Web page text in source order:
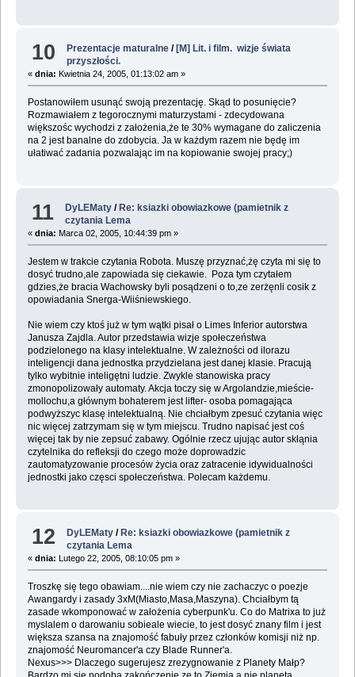
10 Prezentacje maturalne /[M] Lit. i film. wizje świata
przyszłości.
« dnia: Kwietnia 24, 2005, 01:13:02 am »
Postanowiłem usunąć swoją prezentację. Skąd to posunięcie?
Rozmawiałem z tegorocznymi maturzystami - zdecydowana
większośc wychodzi z założenia,że te 30% wymagane do zaliczenia
na 2 jest banalne do zdobycia. Ja w każdym razem nie będę im
ułatiwać zadania pozwalając im na kopiowanie swojej pracy;)
11 DyLEMaty / Re: ksiazki obowiazkowe (pamietnik z
czytania Lema
« dnia: Marca 02, 2005, 10:44:39 pm »
Jestem w trakcie czytania Robota. Muszę przyznać,żę czyta mi się to
dosyć trudno,ale zapowiada się ciekawie. Poza tym czytałem
gdzies,że bracia Wachowsky byli posądzeni o to,ze zerżęnli cosik z
opowiadania Snerga-Wiiśniewskiego.
Nie wiem czy ktoś już w tym wątki pisał o Limes Inferior autorstwa
Janusza Zajdla. Autor przedstawia wizje społeczeństwa
podzielonego na klasy intelektualne. W zależności od ilorazu
inteligencji dana jednostka przydzielana jest danej klasie. Pracują
tylko wybitnie inteligętni ludzie. Zwykle stanowiska pracy
zmonopolizowały automaty. Akcja toczy się w Argolandzie,mieście-
mollochu,a głównym bohaterem jest lifter- osoba pomagająca
podwyższyc klasę intelektualną. Nie chciałbym zpesuć czytania więc
nic więcej zatrzymam się w tym miejscu. Trudno napisać jest coś
więcej tak by nie zepsuć zabawy. Ogólnie rzecz ujując autor skłąnia
czytelnika do refleksji do czego może doprowadzic
zautomatyzowanie procesów życia oraz zatracenie idywidualności
jednostki jako częsci społeczeństwa. Polecam każdemu.
12 DyLEMaty /Re: ksiazki obowiazkowe (pamietnik z
czytania Lema
« dnia: Lutego 22, 2005, 08:10:05 pm »
Troszkę się tego obawiam....nie wiem czy nie zachaczyc o poezje
Awangardy i zasady 3xM(Miasto,Masa,Maszyna). Chciałbym tą
zasade wkomponować w założenia cyberpunk'u. Co do Matrixa to już
myslalem o darowaniu sobieale wiecie, to jest dosyć znany film i jest
większa szansa na znajomość fabuły przez członków komisji niż np.
znajomość Neuromancer'a czy Blade Runner'a.
Nexus>>> Dlaczego sugerujesz zrezygnowanie z Planety Małp?